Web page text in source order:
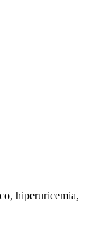
hiperuricemia,